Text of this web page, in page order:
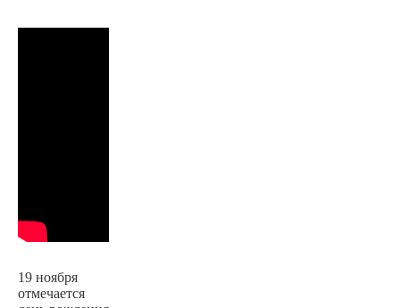
19 ноября
отмечается